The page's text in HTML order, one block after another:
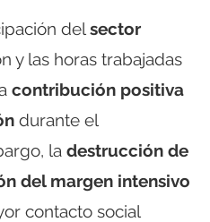
delsector
y las horas trabajadas
contribución positiva
durante el
la destrucción de
del margen intensivo
contacto social